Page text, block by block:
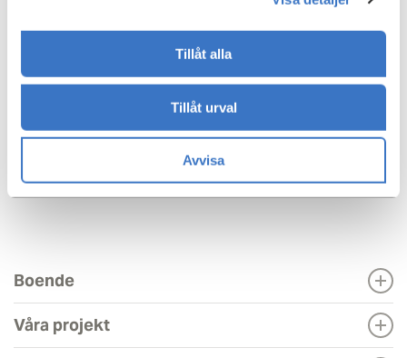
Tillåt alla
Tillåt urval
Avvisa
kollegorna på Einar Mattssons inköpsavdelning som
kontrollerar alla underleverantörer. På det sättet
säkerställde han att offerterna han tog in kom från
seriösa och av företaget godkända måleriföretag.
Det mest ljusa valet föll flest hyresgäster i smaken, så nu
är trapphuset helt ommålat och hyresgästerna vittnar
om ny lyster i det vackra trapphuset.
Boende
Våra projekt